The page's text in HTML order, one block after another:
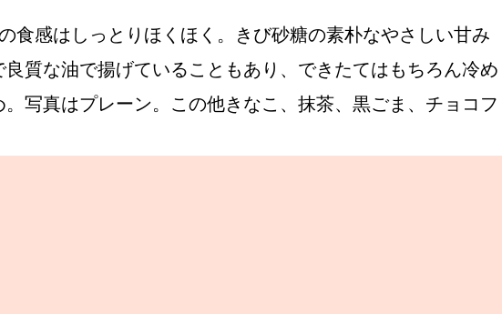
食感はしっとりほくほく。きび砂糖の素朴なやさしい甘み
質な油で揚げていることもあり、できたてはもちろん冷め
写真はプレーン。この他きなこ、抹茶、黒ごま、チョコフ